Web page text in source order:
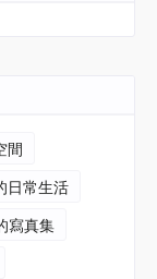
間
日常生活
寫真集